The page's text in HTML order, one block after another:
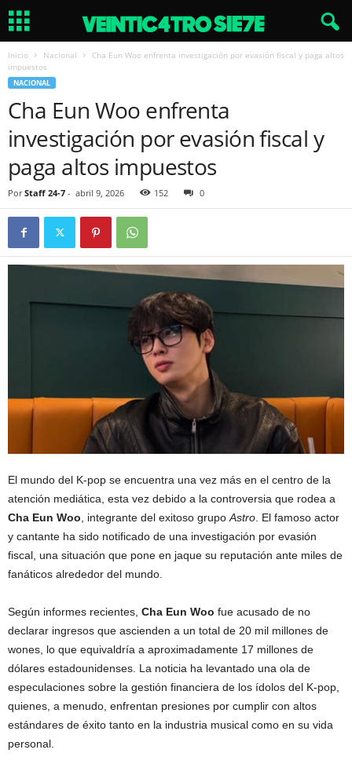
Inicio Nacional
Cha Eun Woo enfrenta investigación por evasión fiscal y paga altos
impuestos
NACIONAL
Cha Eun Woo enfrenta
investigación por evasión fiscal y
paga altos impuestos
Por Staff 24-7 - abril 9, 2026 152 0
El mundo del K-pop se encuentra una vez más en el centro de la
atención mediática, esta vez debido a la controversia que rodea a
Cha Eun Woo , integrante del exitoso grupo Astro . El famoso actor
y cantante ha sido notificado de una investigación por evasión
fiscal, una situación que pone en jaque su reputación ante miles de
fanáticos alrededor del mundo.
Según informes recientes, Cha Eun Woo fue acusado de no
declarar ingresos que ascienden a un total de 20 mil millones de
wones, lo que equivaldría a aproximadamente 17 millones de
dólares estadounidenses. La noticia ha levantado una ola de
especulaciones sobre la gestión financiera de los ídolos del K-pop,
quienes, a menudo, enfrentan presiones por cumplir con altos
estándares de éxito tanto en la industria musical como en su vida
personal.